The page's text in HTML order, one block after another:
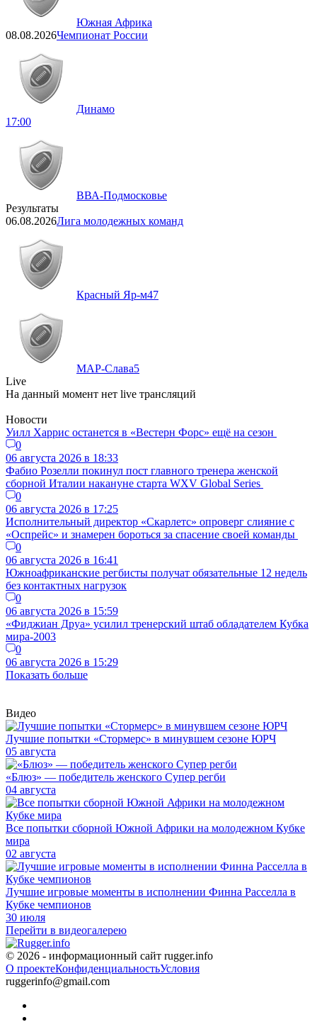
Южная Африка
08.08.2026Чемпионат России
Динамо
17:00
ВВА-Подмосковье
Результаты
06.08.2026Лига молодежных команд
Красный Яр-м47
МАР-Слава5
Live
На данный момент нет live трансляций
Новости
Уилл Харрис останется в «Вестерн Форс» ещё на сезон
0
06 августа 2026 в 18:33
Фабио Розелли покинул пост главного тренера женской
сборной Италии накануне старта WXV Global Series
0
06 августа 2026 в 17:25
Исполнительный директор «Скарлетс» опроверг слияние с
«Оспрейс» и знамерен бороться за спасение своей команды
0
06 августа 2026 в 16:41
Южноафриканские регбисты получат обязательные 12 недель
без контактных нагрузок
0
06 августа 2026 в 15:59
«Фиджиан Друа» усилил тренерский штаб обладателем Кубка
мира-2003
0
06 августа 2026 в 15:29
Показать больше
Видео
Лучшие попытки «Стормерс» в минувшем сезоне ЮРЧ
05 августа
«Блюз» — победитель женского Супер регби
04 августа
Все попытки сборной Южной Африки на молодежном Кубке
мира
02 августа
Лучшие игровые моменты в исполнении Финна Расселла в
Кубке чемпионов
30 июля
Перейти в видеогалерею
© 2026 - информационный сайт rugger.info
О проектеКонфиденциальностьУсловия
ruggerinfo@gmail.com